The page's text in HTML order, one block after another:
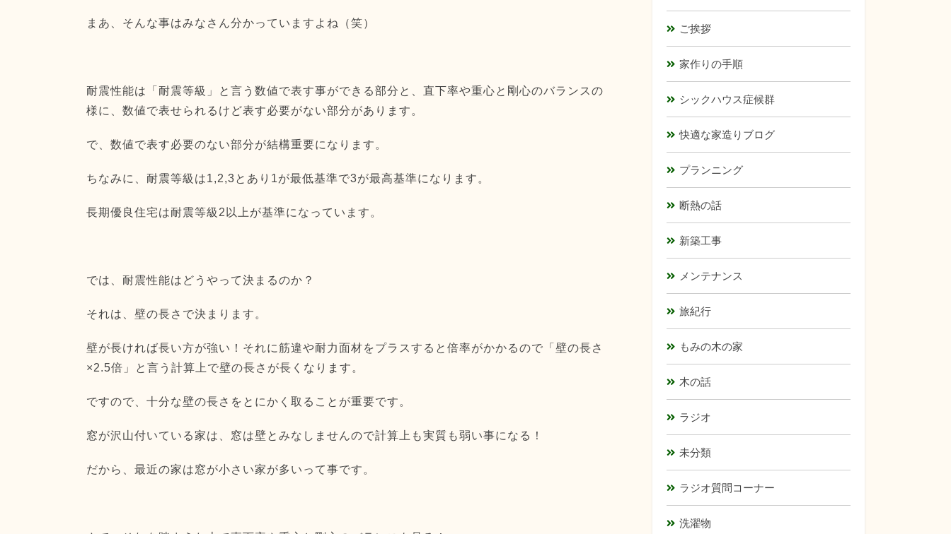
まあ、そんな事はみなさん分かっていますよね（笑）
耐震性能は「耐震等級」と言う数値で表す事ができる部分と、 直下率や重心と剛心のバランスの
様に、 数値で表せられるけど表す必要がない部分があります。
で、数値で表す必要のない部分が結構重要になります。
ちなみに、耐震等級は1,2,3とあり1が最低基準で3が最高基準になります。
長期優良住宅は耐震等級2以上が基準になっています。
では、耐震性能はどうやって決まるのか？
それは、壁の長さで決まります。
壁が長ければ長い方が強い！ それに筋違や耐力面材をプラスすると倍率がかかるので「 壁の長さ
×2.5倍」と言う計算上で壁の長さが長くなります。
ですので、十分な壁の長さをとにかく取ることが重要です。
窓が沢山付いている家は、 窓は壁とみなしませんので計算上も実質も弱い事になる！
だから、最近の家は窓が小さい家が多いって事です。
ご挨拶
家作りの手順
シックハウス症候群
快適な家造りブログ
プランニング
断熱の話
新築工事
メンテナンス
旅紀行
もみの木の家
木の話
ラジオ
未分類
ラジオ質問コーナー
洗濯物